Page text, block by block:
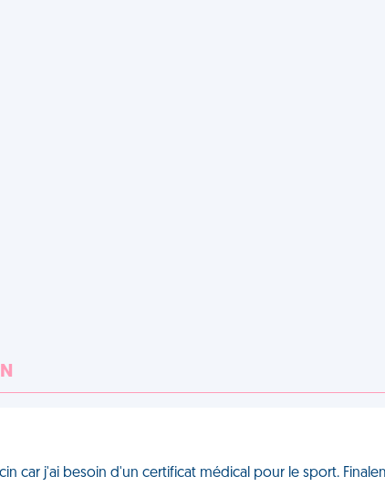
car j'ai besoin d'un certificat médical pour le sport.